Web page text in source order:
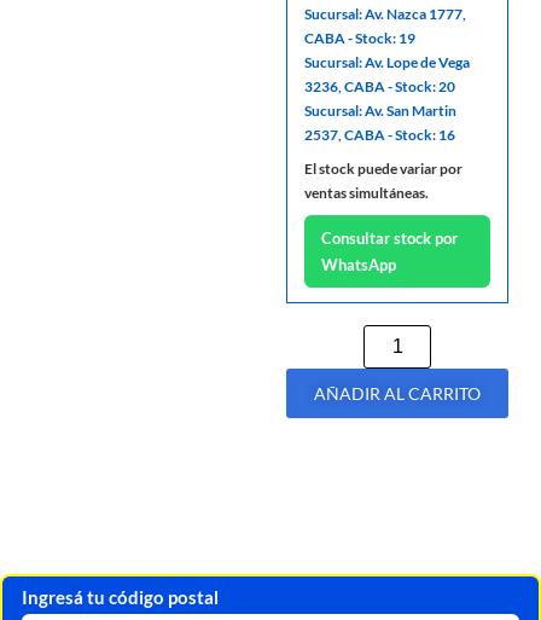
Sucursal: Av. Nazca 1777,
CABA - Stock: 19
Sucursal: Av. Lope de Vega
3236, CABA - Stock: 20
Sucursal: Av. San Martin
2537, CABA - Stock: 16
El stock puede variar por
ventas simultáneas.
Consultar stock por
WhatsApp
AÑADIR AL CARRITO
Ingresá tu código postal